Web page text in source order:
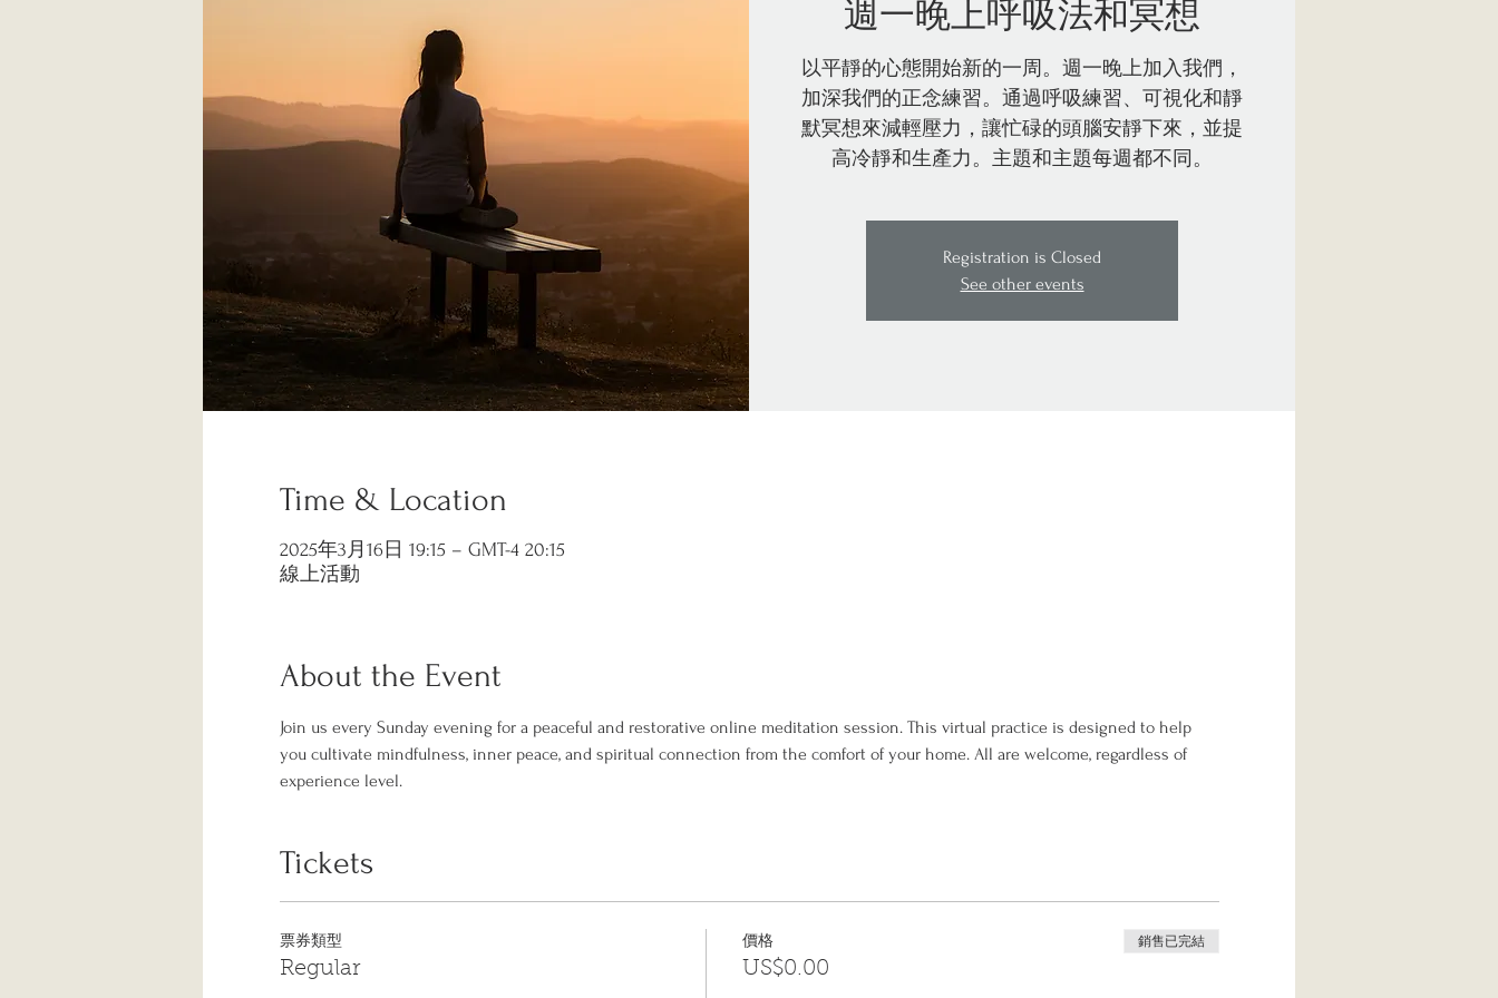
週一晚上呼吸法和冥想
以平靜的心態開始新的一周。週一晚上加入我們，
加深我們的正念練習。通過呼吸練習、可視化和靜
默冥想來減輕壓力，讓忙碌的頭腦安靜下來，並提
高冷靜和生產力。主題和主題每週都不同。
Registration is Closed
See other events
Time & Location
2025年3月16日 19:15 – GMT-4 20:15
線上活動
About the Event
Join us every Sunday evening for a peaceful and restorative online meditation session. This virtual practice is designed to help
you cultivate mindfulness, inner peace, and spiritual connection from the comfort of your home. All are welcome, regardless of
experience level.
Tickets
票券類型
Regular
價格
US$0.00
銷售已完結